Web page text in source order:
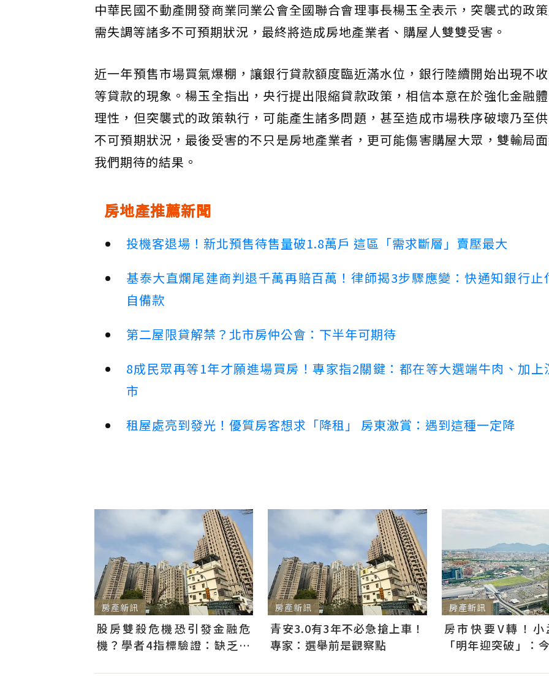
中華民國不動產開發商業同業公會全國聯合會理事長楊玉全表示，突襲式的政
需失調等諸多不可預期狀況，最終將造成房地產業者、購屋人雙雙受害。
近一年預售市場買氣爆棚，讓銀行貸款額度臨近滿水位，銀行陸續開始出現不
等貸款的現象。楊玉全指出，央行提出限縮貸款政策，相信本意在於強化金融
理性，但突襲式的政策執行，可能產生諸多問題，甚至造成市場秩序破壞乃至
不可預期狀況，最後受害的不只是房地產業者，更可能傷害購屋大眾，雙輸局
我們期待的結果。
房地產推薦新聞
投機客退場！新北預售待售量破1.8萬戶 這區「需求斷層」賣壓最大
基泰大直爛尾建商判退千萬再賠百萬！律師揭3步驟應變：快通知銀行止
自備款
第二屋限貸解禁？北市房仲公會：下半年可期待
8成民眾再等1年才願進場買房！專家指2關鍵：都在等大選端牛肉、加上
市
租屋處亮到發光！優質房客想求「降租」 房東激賞：遇到這種一定降
房產新訊
股房雙殺危機恐引發金融危
機？學者4指標驗證：缺乏證
房產新訊
青安3.0有3年不必急搶上車！
專家：選舉前是觀察點
房產新訊
房市快要V轉！小
「明年迎突破」：